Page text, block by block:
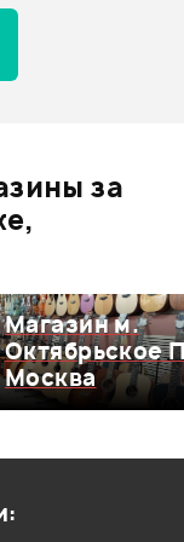
за
Магазин м.
Октябрьское
Москва